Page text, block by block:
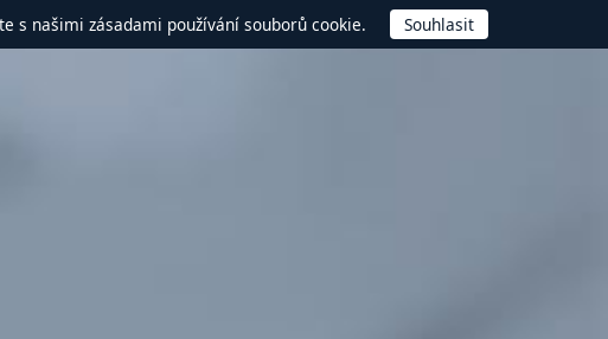
s našimi zásadami používání souborů cookie.